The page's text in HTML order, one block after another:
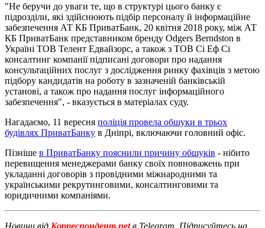
"Не беручи до уваги те, що в структурі цього банку є
підрозділи, які здійснюють підбір персоналу й інформаційне
забезпечення АТ КБ ПриватБанк, 20 квітня 2018 року, між АТ
КБ ПриватБанк представником бренду Odgers Berndston в
Україні ТОВ Телент Едвайзорс, а також з ТОВ Сі Еф Сі
консалтинг компанії підписані договори про надання
консультаційних послуг з дослідження ринку фахівців з метою
підбору кандидатів на роботу в зазначеній банківській
установі, а також про надання послуг інформаційного
забезпечення", - вказується в матеріалах суду.
Нагадаємо, 11 вересня поліція провела обшуки в трьох
будівлях ПриватБанку в Дніпрі, включаючи головний офіс.
Пізніше в ПриватБанку пояснили причину обшуків - нібито
перевищення менеджерами банку своїх повноважень при
укладанні договорів з провідними міжнародними та
українськими рекрутинговими, консалтинговими та
юридичними компаніями.
Новини від Корреспондент.netв Telegram. Підписуйтесь на